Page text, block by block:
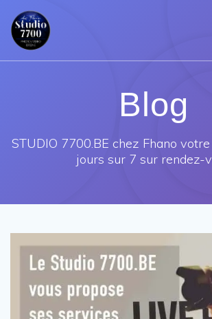
Blog
STUDIO 7700.BE chez Fhano
jours sur 7 sur rendez-